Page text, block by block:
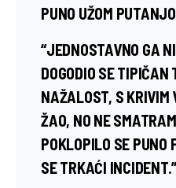
PUNO UŽOM
“JEDNOSTAVNO GA
DOGODIO SE
NAŽALOST, S KRIVIM
ŽAO, NO NE
POKLOPILO SE PUNO
SE TRKAĆI INCIDENT.”